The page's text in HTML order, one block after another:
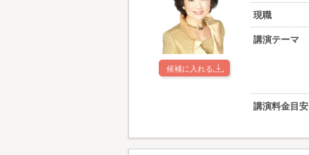
候補に入れる
現職
講演テーマ
講演料金目安